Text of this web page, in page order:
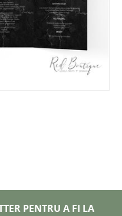
PENTRU A FI LA